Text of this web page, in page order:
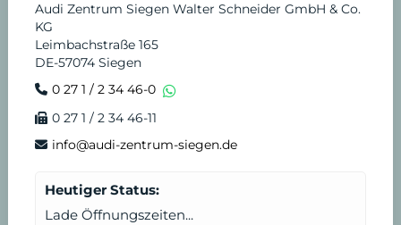
Audi Zentrum Siegen Walter Schneider GmbH & Co.
KG
Leimbachstraße 165
DE-57074 Siegen
0 27 1 / 2 34 46-0
0 27 1 / 2 34 46-11
info@audi-zentrum-siegen.de
Heutiger Status:
Lade Öffnungszeiten...